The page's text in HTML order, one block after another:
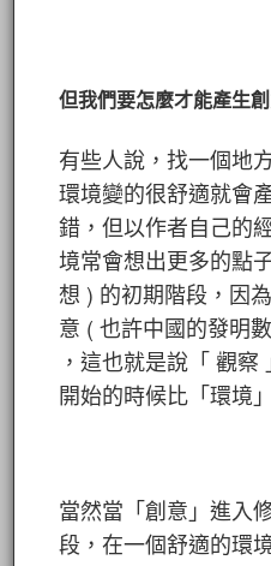
但我們要怎麼才能產生
有些人說，找一個地
環境變的很舒適就會
錯，但以作者自己的
境常會想出更多的點
想 ) 的初期階段，因
意 ( 也許中國的發明
，這也就是說「 觀
開始的時候比「環境
當然當「創意」進入
段，在一個舒適的環